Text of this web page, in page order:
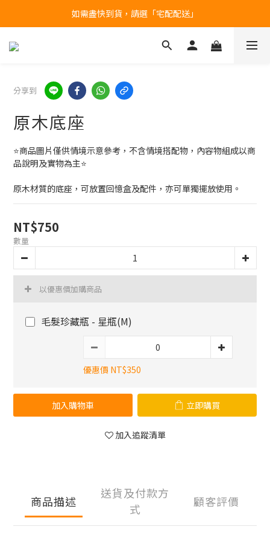
台北民權門市，現貨展示中
產品均備有現貨，下單後最快當天即可出貨
分享到
原木底座
⭐商品圖片僅供情境示意參考，不含情境搭配物，內容物組成以商
品說明及實物為主⭐
原木材質的底座，可放置回憶盒及配件，亦可單獨擺放使用。
NT$750
數量
以優惠價加購商品
毛髮珍藏瓶 - 星瓶(M)
優惠價 NT$350
加入購物車 立即購買
加入追蹤清單
商品描述
送貨及付款方
式
顧客評價